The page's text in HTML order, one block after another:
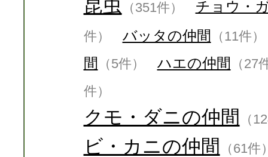
昆虫 （351件） チョウ・
件） バッタの仲間 （11件）
間 （5件） ハエの仲間
（27
件）
クモ・ダニの仲間 （
ビ・カニの仲間 （61件